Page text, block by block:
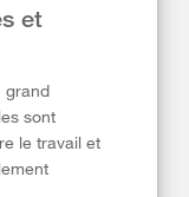
et
grand
sont
le travail et